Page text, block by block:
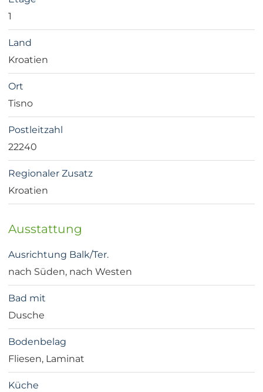
1
Land
Kroatien
Ort
Tisno
Postleitzahl
22240
Regionaler Zusatz
Kroatien
Ausstattung
Ausrichtung Balk/Ter.
nach Süden, nach Westen
Bad mit
Dusche
Bodenbelag
Fliesen, Laminat
Küche